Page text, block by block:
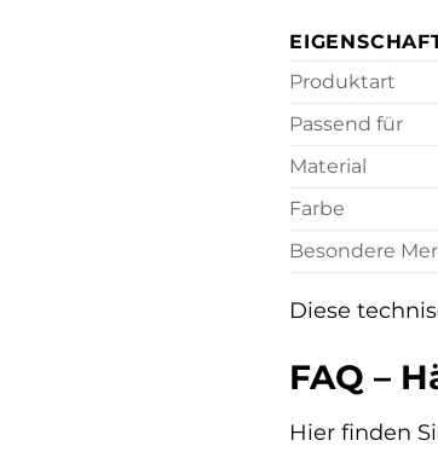
Produktart
Passend für
Material
Farbe
Besondere
Diese
FAQ –
Hier finden